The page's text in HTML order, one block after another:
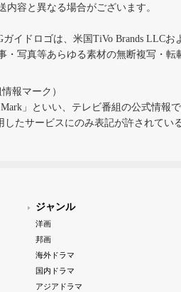
容と異なる場合がございます。
イドロゴは、米国TiVo Brands LLC
写真等あらゆる素材の無断複写・転
報マーク）
」といい、テレビ番組の公式情報
したサービスにのみ表記が許されてい
ジャンル
洋画
邦画
海外ドラマ
国内ドラマ
アジアドラマ